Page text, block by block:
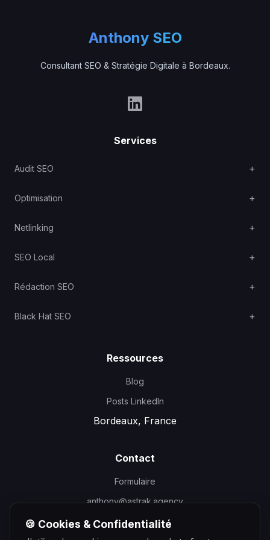
Anthony SEO
Consultant SEO & Stratégie Digitale à Bordeaux.
Services
Audit SEO
Optimisation
Netlinking
SEO Local
Rédaction SEO
Black Hat SEO
Ressources
Blog
Posts LinkedIn
Bordeaux, France
Contact
Formulaire
anthony@astrak.agency
🍪 Cookies & Confidentialité